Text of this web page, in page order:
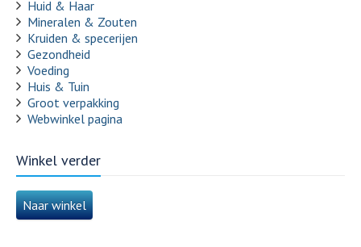
Huid & Haar
Mineralen & Zouten
Kruiden & specerijen
Gezondheid
Voeding
Huis & Tuin
Groot verpakking
Webwinkel pagina
Winkel verder
Naar winkel